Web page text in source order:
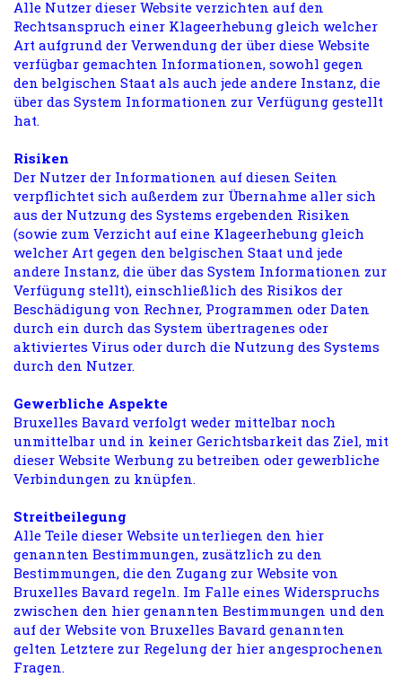
Alle Nutzer dieser Website verzichten auf den
Rechtsanspruch einer Klageerhebung gleich welcher
Art aufgrund der Verwendung der über diese Website
verfügbar gemachten Informationen, sowohl gegen
den belgischen Staat als auch jede andere Instanz, die
über das System Informationen zur Verfügung gestellt
hat.
Risiken
Der Nutzer der Informationen auf diesen Seiten
verpflichtet sich außerdem zur Übernahme aller sich
aus der Nutzung des Systems ergebenden Risiken
(sowie zum Verzicht auf eine Klageerhebung gleich
welcher Art gegen den belgischen Staat und jede
andere Instanz, die über das System Informationen zur
Verfügung stellt), einschließlich des Risikos der
Beschädigung von Rechner, Programmen oder Daten
durch ein durch das System übertragenes oder
aktiviertes Virus oder durch die Nutzung des Systems
durch den Nutzer.
Gewerbliche Aspekte
Bruxelles Bavard verfolgt weder mittelbar noch
unmittelbar und in keiner Gerichtsbarkeit das Ziel, mit
dieser Website Werbung zu betreiben oder gewerbliche
Verbindungen zu knüpfen.
Streitbeilegung
Alle Teile dieser Website unterliegen den hier
genannten Bestimmungen, zusätzlich zu den
Bestimmungen, die den Zugang zur Website von
Bruxelles Bavard regeln. Im Falle eines Widerspruchs
zwischen den hier genannten Bestimmungen und den
auf der Website von Bruxelles Bavard genannten
gelten Letztere zur Regelung der hier angesprochenen
Fragen.